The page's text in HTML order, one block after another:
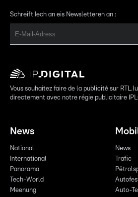
Schreift Iech an eis Newsletteren an :
Vous souhaitez faire de la publicité sur
directement avec notre régie publicitaire
News
National
International
Panorama
Tech-World
Meenung
News
Trafic
Auto-